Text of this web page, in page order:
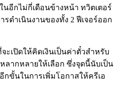
นอีกไม่กี่เดือนข้างหน้า ทวิตเตอร์
ดำเนินงานของทั้ง 2 ฟีเจอร์ออก
ที่จะเปิดให้คิดเงินเป็นค่าตั๋วสำหรับ
หลากหลายให้เลือก ซึ่งจุดนี้นับเป็น
กขั้นในการเพิ่มโอกาสให้ครีเอ